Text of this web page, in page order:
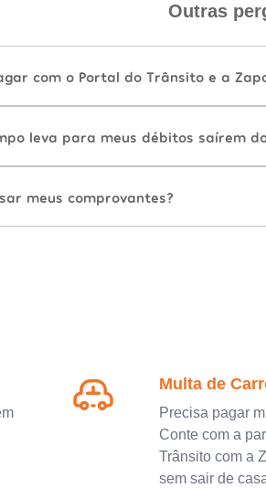
Outras
com o Portal do Trânsito e a
leva para meus débitos saírem do
meus comprovantes?
Multa de
Precisa pagar
Conte com a
Trânsito com a
sem sair de